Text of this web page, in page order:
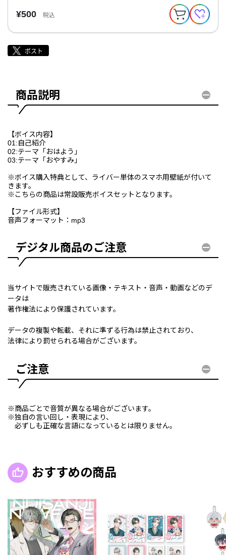
¥500 税込
商品説明
【ボイス内容】
01:自己紹介
02:テーマ「おはよう」
03:テーマ「おやすみ」
※ボイス購入特典として、ライバー単体のスマホ用壁紙が付いて
きます。
※こちらの商品は常設販売ボイスセットとなります。
【ファイル形式】
音声フォーマット：mp3
デジタル商品のご注意
当サイトで販売されている画像・テキスト・音声・動画などのデ
ータは
著作権法により保護されています。
データの複製や転載、それに準ずる行為は禁止されており、
法律により罰せられる場合がございます。
ご注意
※商品ごとで音質が異なる場合がございます。
※独自の言い回し・表現により、
必ずしも正確な言語になっているとは限りません。
おすすめの商品